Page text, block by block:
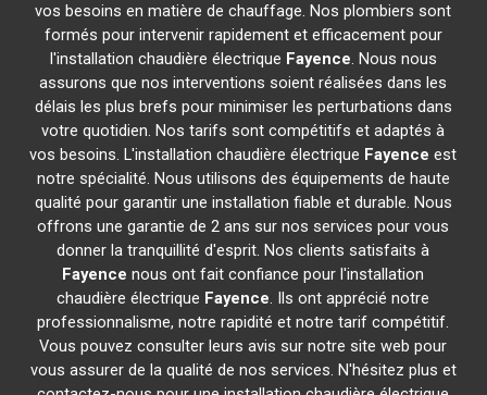
vos besoins en matière de chauffage. Nos plombiers sont
formés pour intervenir rapidement et efficacement pour
l'installation chaudière électrique Fayence. Nous nous
assurons que nos interventions soient réalisées dans les
délais les plus brefs pour minimiser les perturbations dans
votre quotidien. Nos tarifs sont compétitifs et adaptés à
vos besoins. L'installation chaudière électrique Fayence est
notre spécialité. Nous utilisons des équipements de haute
qualité pour garantir une installation fiable et durable. Nous
offrons une garantie de 2 ans sur nos services pour vous
donner la tranquillité d'esprit. Nos clients satisfaits à
Fayence nous ont fait confiance pour l'installation
chaudière électrique Fayence. Ils ont apprécié notre
professionnalisme, notre rapidité et notre tarif compétitif.
Vous pouvez consulter leurs avis sur notre site web pour
vous assurer de la qualité de nos services. N'hésitez plus et